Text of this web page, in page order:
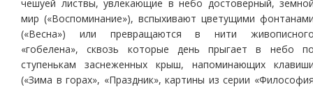
чешуей листвы, увлекающие в небо достоверный,
мир («Воспоминание»), вспыхивают цветущими
(«Весна») или превращаются в нити
«гобелена», сквозь которые день прыгает в небо
ступенькам заснеженных крыш, напоминающих
(«Зима в горах», «Праздник», картины из серии